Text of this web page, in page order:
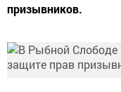
призывников.